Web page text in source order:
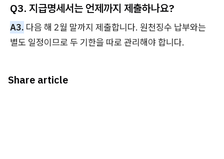
Q3. 지급명세서는 언제까지 제출하나요?
A3. 다음 해 2월 말까지 제출합니다. 원천징수 납부와는
별도 일정이므로 두 기한을 따로 관리해야 합니다.
Share article